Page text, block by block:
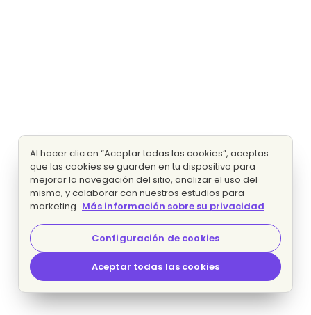
Al hacer clic en “Aceptar todas las cookies”, aceptas
que las cookies se guarden en tu dispositivo para
mejorar la navegación del sitio, analizar el uso del
mismo, y colaborar con nuestros estudios para
marketing. Más información sobre su privacidad
Configuración de cookies
Aceptar todas las cookies